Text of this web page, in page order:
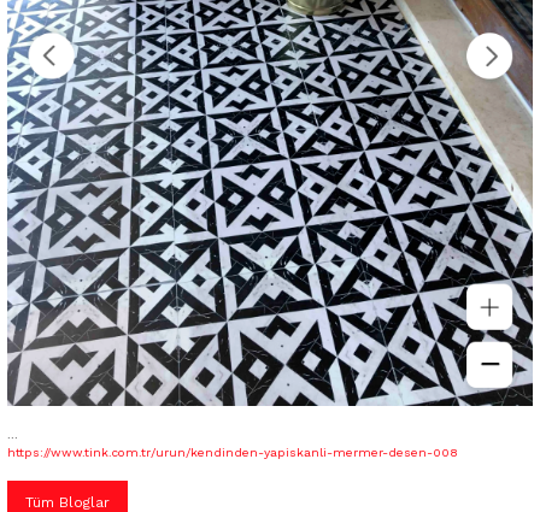
https://www.tink.com.tr/urun/kendinden-yapiskanli-mermer-desen-008
Tüm Bloglar